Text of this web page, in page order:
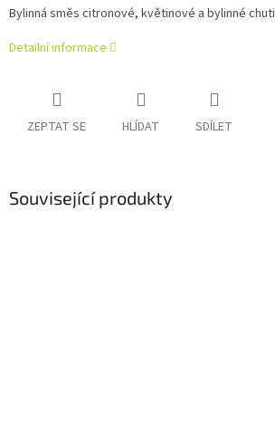
Bylinná směs citronové, květinové a bylinné chuti
Detailní informace
ZEPTAT SE HLÍDAT SDÍLET
Související produkty